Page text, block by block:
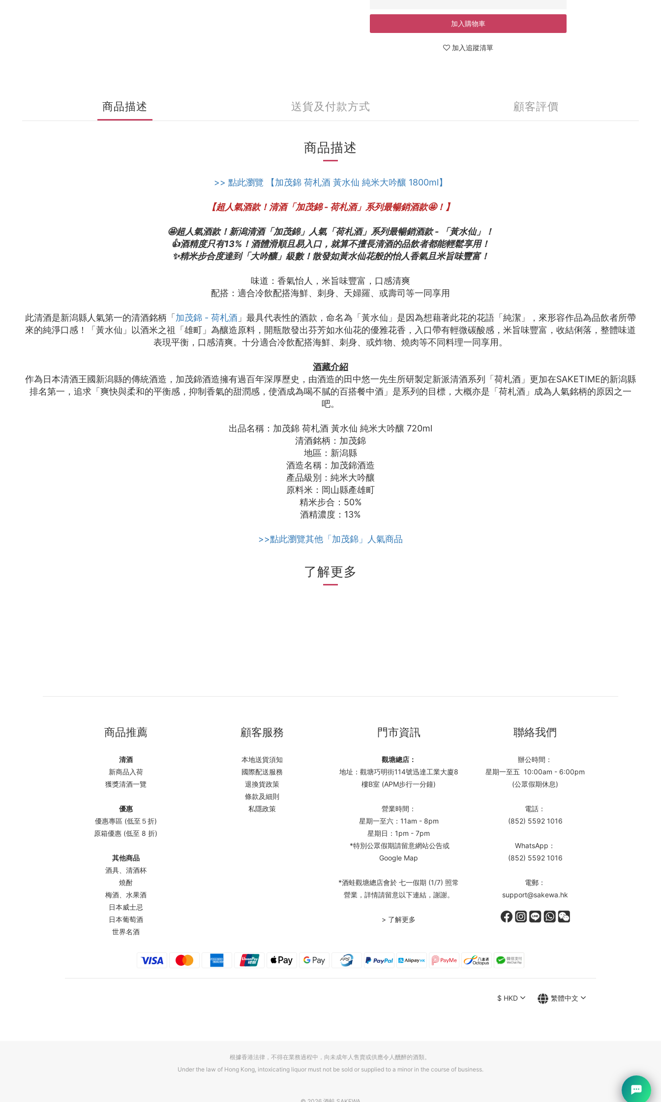
加入購物車
加入追蹤清單
商品描述 送貨及付款方式 顧客評價
商品描述
>> 點此瀏覽 【加茂錦 荷札酒 黃水仙 純米大吟釀 1800ml】
【超人氣酒款！清酒「加茂錦 - 荷札酒」系列最暢銷酒款🤩！】
🤩超人氣酒款！新潟清酒「加茂錦」人氣「荷札酒」系列最暢銷酒款 - 「黃水仙」！
👍酒精度只有13%！酒體滑順且易入口，就算不擅長清酒的品飲者都能輕鬆享用！
✨精米步合度達到「大吟釀」級數！散發如黃水仙花般的怡人香氣且米旨味豐富！
味道：香氣怡人，米旨味豐富，口感清爽
配搭：適合冷飲配搭海鮮、刺身、天婦羅、或壽司等一同享用
此清酒是新潟縣人氣第一的清酒銘柄「 加茂錦 - 荷札酒 」最具代表性的酒款，命名為「黃水仙」是因為想藉著此花的花語「純潔」，來形容作品為品飲者所帶
來的純淨口感！「黃水仙」以酒米之祖「雄町」為釀造原料，開瓶散發出芬芳如水仙花的優雅花香，入口帶有輕微碳酸感，米旨味豐富，收結俐落，整體味道
表現平衡，口感清爽。十分適合冷飲配搭海鮮、刺身、或炸物、燒肉等不同料理一同享用。
酒藏介紹
作為日本清酒王國新潟縣的傳統酒造，加茂錦酒造擁有過百年深厚歷史，由酒造的田中悠一先生所研製定新派清酒系列「荷札酒」更加在SAKETIME的新潟縣
排名第一，追求「爽快與柔和的平衡感，抑制香氣的甜潤感，使酒成為喝不膩的百搭餐中酒」是系列的目標，大概亦是「荷札酒」成為人氣銘柄的原因之一
吧。
出品名稱：加茂錦 荷札酒 黃水仙 純米大吟釀 720ml
清酒銘柄：加茂錦
地區：新潟縣
酒造名稱：加茂錦酒造
產品級別：純米大吟釀
原料米：岡山縣產雄町
精米步合：50%
酒精濃度：13%
>>點此瀏覽其他「加茂錦」人氣商品
了解更多
商品推薦
清酒
新商品入荷
獲獎清酒一覽
優惠
優惠專區 (低至５折)
原箱優惠 (低至 8 折)
其他商品
酒具、清酒杯
燒酎
梅酒、水果酒
日本威士忌
日本葡萄酒
世界名酒
顧客服務
本地送貨須知
國際配送服務
退換貨政策
條款及細則
私隱政策
門市資訊
觀塘總店：
地址：觀塘巧明街114號迅達工業大廈8
樓B室 (APM步行一分鐘)
營業時間：
星期一至六：11am - 8pm
星期日：1pm - 7pm
*特別公眾假期請留意網站公告或
Google Map
*酒蛙觀塘總店會於 七一假期 (1/7) 照常
營業，詳情請留意以下連結，謝謝。
> 了解更多
聯絡我們
辦公時間：
星期一至五 10:00am - 6:00pm
(公眾假期休息)
電話：
(852) 5592 1016
WhatsApp：
(852) 5592 1016
電郵：
support@sakewa.hk
$ HKD 繁體中文
根據香港法律，不得在業務過程中，向未成年人售賣或供應令人醺醉的酒類。
Under the law of Hong Kong, intoxicating liquor must not be sold or supplied to a minor in the course of business.